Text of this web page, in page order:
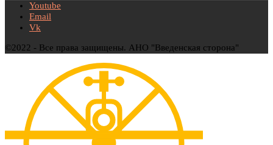
Youtube
Email
Vk
©2022 - Все права защищены. АНО "Введенская сторона"